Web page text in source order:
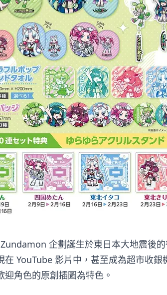
企劃誕生於東日本大地震後
在 YouTube 影片中，甚至成為超市收銀
迎角色的原創插圖為特色。